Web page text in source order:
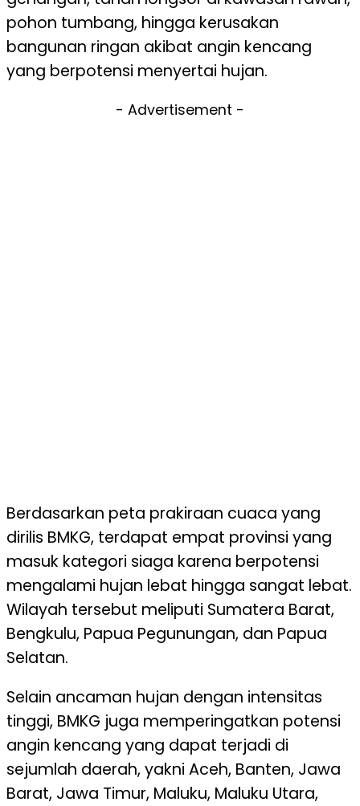
pohon tumbang, hingga kerusakan
bangunan ringan akibat angin kencang
yang berpotensi menyertai hujan.
- Advertisement -
Berdasarkan peta prakiraan cuaca yang
dirilis BMKG, terdapat empat provinsi yang
masuk kategori siaga karena berpotensi
mengalami hujan lebat hingga sangat lebat.
Wilayah tersebut meliputi Sumatera Barat,
Bengkulu, Papua Pegunungan, dan Papua
Selatan.
Selain ancaman hujan dengan intensitas
tinggi, BMKG juga memperingatkan potensi
angin kencang yang dapat terjadi di
sejumlah daerah, yakni Aceh, Banten, Jawa
Barat, Jawa Timur, Maluku, Maluku Utara,